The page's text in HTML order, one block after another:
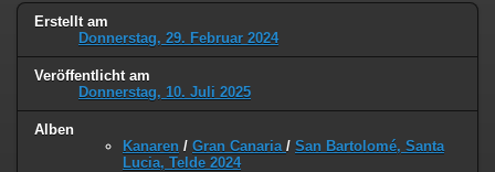
Erstellt am
Donnerstag, 29. Februar 2024
Veröffentlicht am
Donnerstag, 10. Juli 2025
Alben
Kanaren / Gran Canaria / San Bartolomé, Santa
Lucia, Telde 2024